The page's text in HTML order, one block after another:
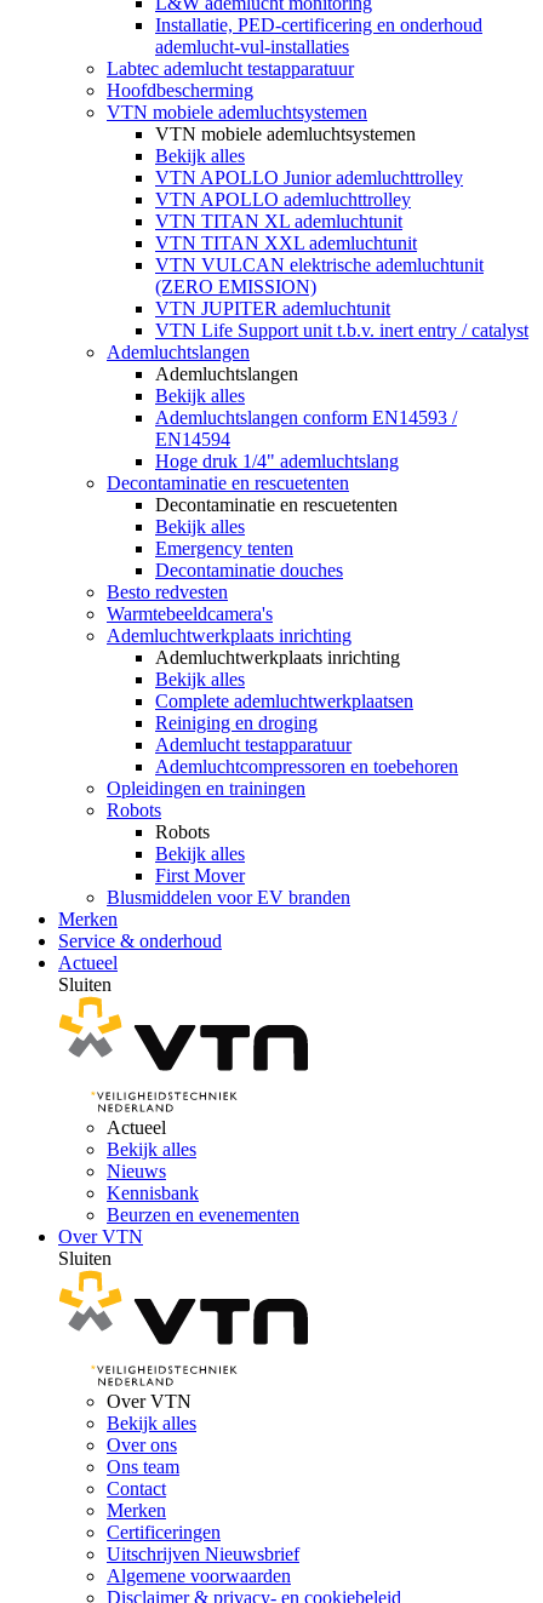
Installatie, PED-certificering en onderhoud
ademlucht-vul-installaties
Labtec ademlucht testapparatuur
Hoofdbescherming
VTN mobiele ademluchtsystemen
VTN mobiele ademluchtsystemen
Bekijk alles
VTN APOLLO Junior ademluchttrolley
VTN APOLLO ademluchttrolley
VTN TITAN XL ademluchtunit
VTN TITAN XXL ademluchtunit
VTN VULCAN elektrische ademluchtunit
(ZERO EMISSION)
VTN JUPITER ademluchtunit
VTN Life Support unit t.b.v. inert entry / catalyst
Ademluchtslangen
Ademluchtslangen
Bekijk alles
Ademluchtslangen conform EN14593 /
EN14594
Hoge druk 1/4" ademluchtslang
Decontaminatie en rescuetenten
Decontaminatie en rescuetenten
Bekijk alles
Emergency tenten
Decontaminatie douches
Besto redvesten
Warmtebeeldcamera's
Ademluchtwerkplaats inrichting
Ademluchtwerkplaats inrichting
Bekijk alles
Complete ademluchtwerkplaatsen
Reiniging en droging
Ademlucht testapparatuur
Ademluchtcompressoren en toebehoren
Opleidingen en trainingen
Robots
Robots
Bekijk alles
First Mover
Blusmiddelen voor EV branden
Merken
Service & onderhoud
Actueel
Sluiten
Actueel
Bekijk alles
Nieuws
Kennisbank
Beurzen en evenementen
Over VTN
Sluiten
Over VTN
Bekijk alles
Over ons
Ons team
Contact
Merken
Certificeringen
Uitschrijven Nieuwsbrief
Algemene voorwaarden
Disclaimer & privacy- en cookiebeleid